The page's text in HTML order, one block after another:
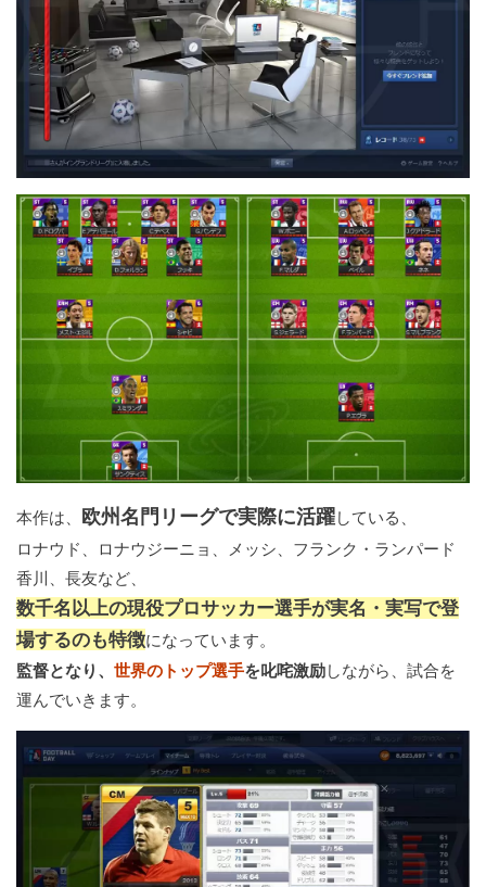
本作は、 欧州名門リーグで実際に活躍している、
ロナウド、ロナウジーニョ、メッシ、フランク・ランパード
香川、長友など、
数千名以上の現役プロサッカー選手が実名・実写で登
場するのも特徴になっています。
監督となり、 世界のトップ選手を叱咤激励しながら、試合を
運んでいきます。